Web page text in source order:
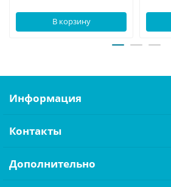
В корзину
Информация
Контакты
Дополнительно